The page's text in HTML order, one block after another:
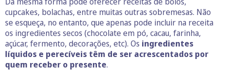
cupcakes, bolachas, entre muitas outras sobremesas. Não
se esqueça, no entanto, que apenas pode incluir na receita
os ingredientes secos (chocolate em pó, cacau, farinha,
açúcar, fermento, decorações, etc). Os ingredientes
líquidos e perecíveis têm de ser acrescentados por
quem receber o presente.